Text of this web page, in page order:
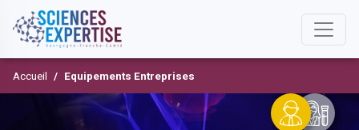
Accueil Equipements Entreprises